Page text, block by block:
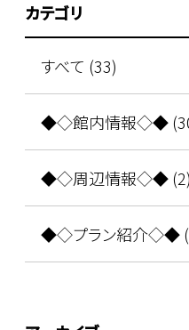
カテゴリ
すべて (33)
◆◇館内情報◇◆
◆◇周辺情報◇◆ (2)
◆◇プラン紹介◇◆